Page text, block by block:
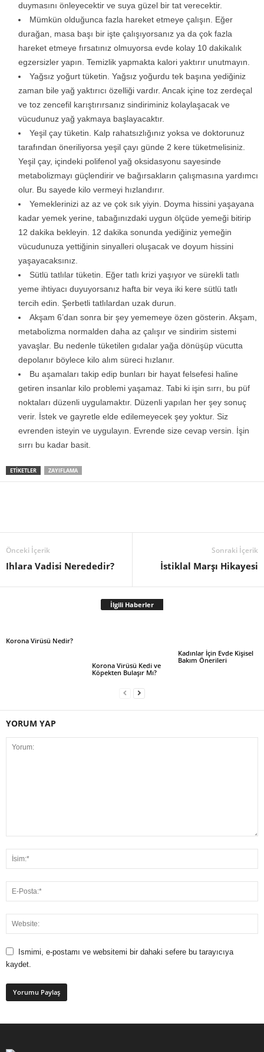
duymasını önleyecektir ve suya güzel bir tat verecektir.
Mümkün olduğunca fazla hareket etmeye çalışın. Eğer
durağan, masa başı bir işte çalışıyorsanız ya da çok fazla
hareket etmeye fırsatınız olmuyorsa evde kolay 10 dakikalık
egzersizler yapın. Temizlik yapmakta kalori yaktırır unutmayın.
Yağsız yoğurt tüketin. Yağsız yoğurdu tek başına yediğiniz
zaman bile yağ yaktırıcı özelliği vardır. Ancak içine toz zerdeçal
ve toz zencefil karıştırırsanız sindiriminiz kolaylaşacak ve
vücudunuz yağ yakmaya başlayacaktır.
Yeşil çay tüketin. Kalp rahatsızlığınız yoksa ve doktorunuz
tarafından öneriliyorsa yeşil çayı günde 2 kere tüketmelisiniz.
Yeşil çay, içindeki polifenol yağ oksidasyonu sayesinde
metabolizmayı güçlendirir ve bağırsakların çalışmasına yardımcı
olur. Bu sayede kilo vermeyi hızlandırır.
Yemeklerinizi az az ve çok sık yiyin. Doyma hissini yaşayana
kadar yemek yerine, tabağınızdaki uygun ölçüde yemeği bitirip
12 dakika bekleyin. 12 dakika sonunda yediğiniz yemeğin
vücudunuza yettiğinin sinyalleri oluşacak ve doyum hissini
yaşayacaksınız.
Sütlü tatlılar tüketin. Eğer tatlı krizi yaşıyor ve sürekli tatlı
yeme ihtiyacı duyuyorsanız hafta bir veya iki kere sütlü tatlı
tercih edin. Şerbetli tatlılardan uzak durun.
Akşam 6’dan sonra bir şey yememeye özen gösterin. Akşam,
metabolizma normalden daha az çalışır ve sindirim sistemi
yavaşlar. Bu nedenle tüketilen gıdalar yağa dönüşüp vücutta
depolanır böylece kilo alım süreci hızlanır.
Bu aşamaları takip edip bunları bir hayat felsefesi haline
getiren insanlar kilo problemi yaşamaz. Tabi ki işin sırrı, bu püf
noktaları düzenli uygulamaktır. Düzenli yapılan her şey sonuç
verir. İstek ve gayretle elde edilemeyecek şey yoktur. Siz
evrenden isteyin ve uygulayın. Evrende size cevap versin. İşin
sırrı bu kadar basit.
ETIKETLER ZAYIFLAMA
Önceki İçerik
Ihlara Vadisi Nerededir?
Sonraki İçerik
İstiklal Marşı Hikayesi
İlgili Haberler
Korona Virüsü Nedir?
Korona Virüsü Kedi ve
Köpekten Bulaşır Mı?
Kadınlar İçin Evde Kişisel
Bakım Önerileri
YORUM YAP
Ismimi, e-postamı ve websitemi bir dahaki sefere bu tarayıcıya
kaydet.